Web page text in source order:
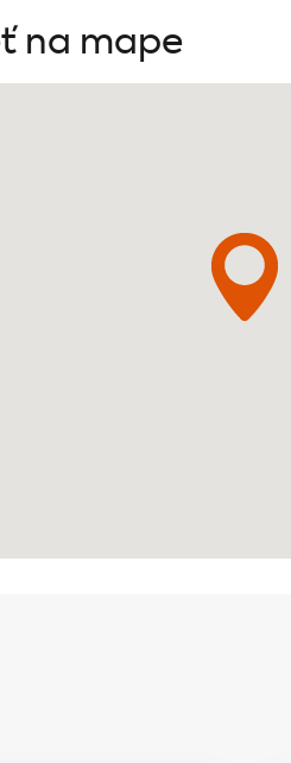
na mape